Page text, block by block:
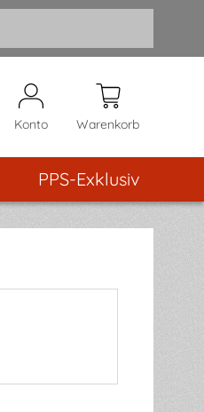
Konto Warenkorb
PPS-Exklusiv